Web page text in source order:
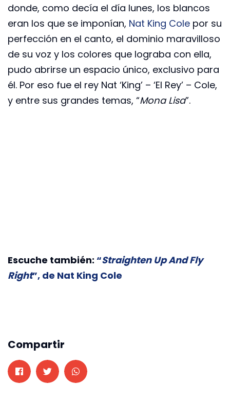
donde, como decía el día lunes, los blancos
eran los que se imponían, Nat King Cole por su
perfección en el canto, el dominio maravilloso
de su voz y los colores que lograba con ella,
pudo abrirse un espacio único, exclusivo para
él. Por eso fue el rey Nat ‘King’ – ‘El Rey’ – Cole,
y entre sus grandes temas, “Mona Lisa”.
Escuche también: “Straighten Up And Fly
Right”, de Nat King Cole
Compartir